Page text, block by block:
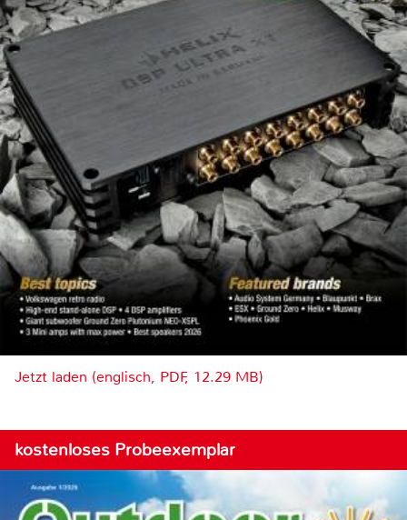
Jetzt laden (englisch, PDF, 12.29 MB)
kostenloses Probeexemplar